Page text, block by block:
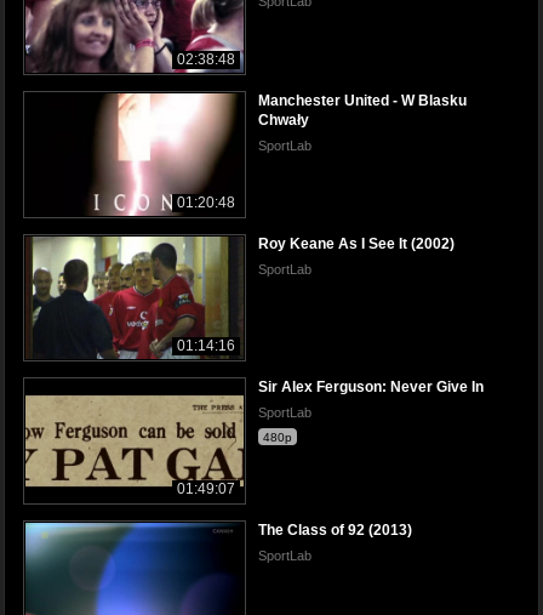
02:38:48
01:20:48
Manchester United - W Blasku
Chwały
SportLab
01:14:16
Roy Keane As I See It (2002)
SportLab
01:49:07
Sir Alex Ferguson: Never Give In
SportLab
480p
The Class of 92 (2013)
SportLab